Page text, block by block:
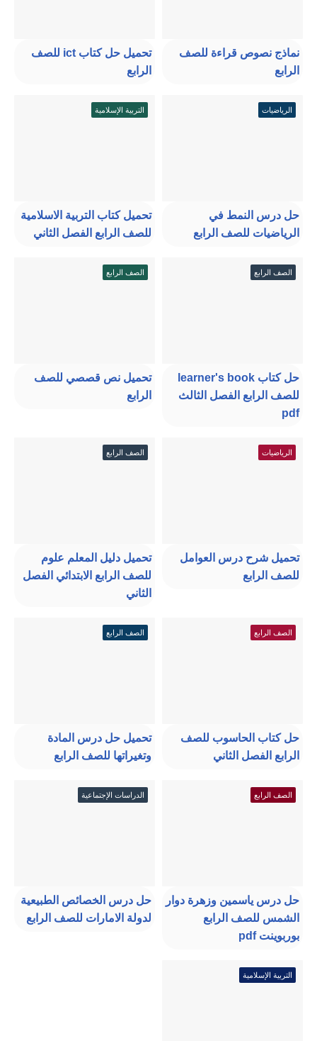
نماذج نصوص قراءة للصف
الرابع
تحميل حل كتاب ict للصف
الرابع
الرياضيات
حل درس النمط في
الرياضيات للصف الرابع
التربية الإسلامية
تحميل كتاب التربية الاسلامية
للصف الرابع الفصل الثاني
الصف الرابع
حل كتاب learner's book
للصف الرابع الفصل الثالث
pdf
الصف الرابع
تحميل نص قصصي للصف
الرابع
الرياضيات
تحميل شرح درس العوامل
للصف الرابع
الصف الرابع
تحميل دليل المعلم علوم
للصف الرابع الابتدائي الفصل
الثاني
الصف الرابع
حل كتاب الحاسوب للصف
الرابع الفصل الثاني
الصف الرابع
تحميل حل درس المادة
وتغيراتها للصف الرابع
الصف الرابع
حل درس ياسمين وزهرة دوار
الشمس للصف الرابع
بوربوينت pdf
الدراسات الإجتماعية
حل درس الخصائص الطبيعية
لدولة الامارات للصف الرابع
التربية الإسلامية